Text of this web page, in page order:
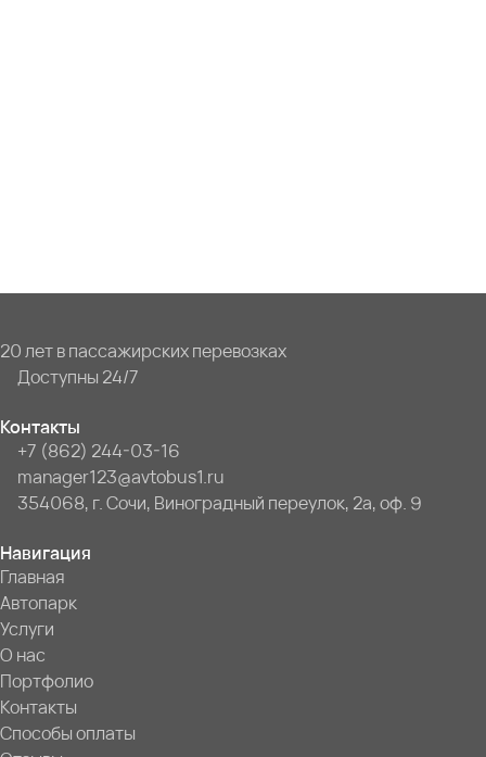
20 лет в пассажирских перевозках
Доступны 24/7
Контакты
+7 (862) 244-03-16
manager123@avtobus1.ru
354068, г. Сочи, Виноградный переулок, 2а, оф. 9
Навигация
Главная
Автопарк
Услуги
О нас
Портфолио
Контакты
Способы оплаты